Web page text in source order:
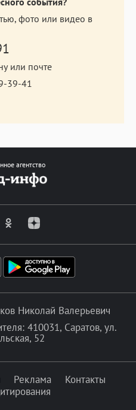
фото или видео в
или почте
39-41
агентство
Николай Валерьевич
410031, Саратов, ул.
52
Реклама
Контакты